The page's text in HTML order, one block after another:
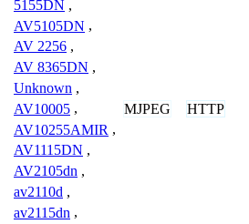
5155DN ,
AV5105DN ,
AV 2256 ,
AV 8365DN ,
Unknown ,
AV10005 ,
AV10255AMIR ,
AV1115DN ,
AV2105dn ,
av2110d ,
av2115dn ,
MJPEG HTTP